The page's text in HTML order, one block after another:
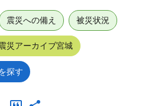
震災への備え 被災状況
災アーカイブ宮城
探す